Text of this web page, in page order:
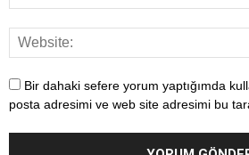
Bir dahaki sefere yorum yaptığımda
posta adresimi ve web site adresimi bu